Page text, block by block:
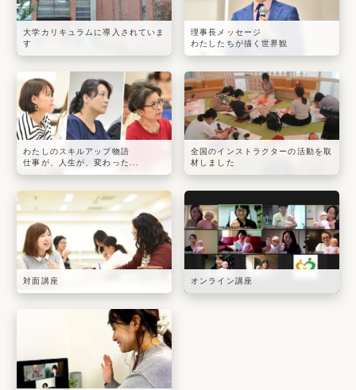
大学カリキュラムに導入されていま
す
理事長メッセージ
わたしたちが描く世界観
わたしのスキルアップ物語
仕事が、人生が、変わった...
全国のインストラクターの活動を取
材しました
対面講座 オンライン講座